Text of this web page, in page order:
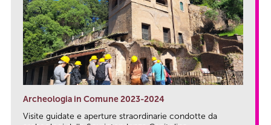
Archeologia in Comune 2023-2024
Visite guidate e aperture straordinarie condotte da